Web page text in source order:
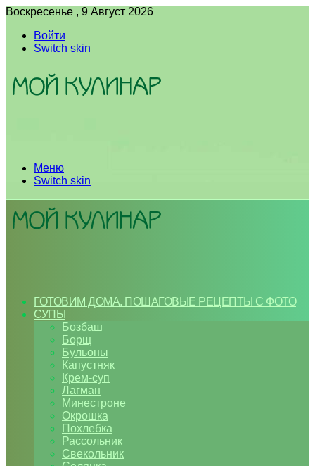
Воскресенье , 9 Август 2026
Войти
Switch skin
Меню
Switch skin
ГОТОВИМ ДОМА. ПОШАГОВЫЕ РЕЦЕПТЫ С ФОТО
СУПЫ
Бозбаш
Борщ
Бульоны
Капустняк
Крем-суп
Лагман
Минестроне
Окрошка
Похлебка
Рассольник
Свекольник